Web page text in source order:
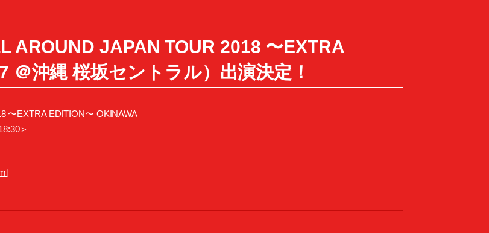
AROUND JAPAN TOUR 2018 〜EXTRA
＠沖縄 桜坂セントラル）出演決定！
〜EXTRA EDITION〜 OKINAWA
＞